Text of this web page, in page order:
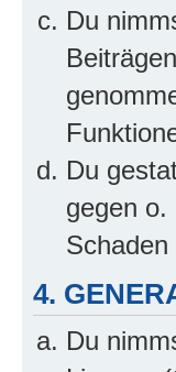
Du
Du
gegen
Schaden
4.
Du